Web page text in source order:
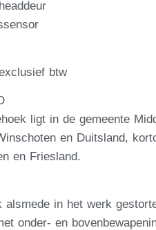
btw
ligt in de gemeente
en Duitsland,
en Friesland.
in het werk
onder- en